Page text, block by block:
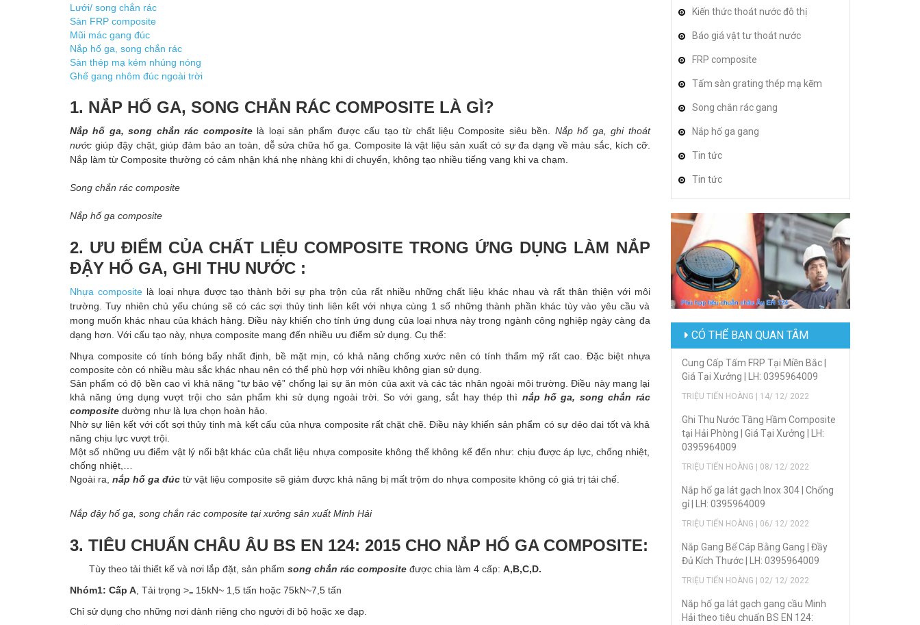
Lưới/ song chắn rác
Sàn FRP composite
Mũi mác gang đúc
Nắp hố ga, song chắn rác
Sàn thép mạ kém nhúng nóng
Ghế gang nhôm đúc ngoài trời
1. NẮP HỐ GA, SONG CHẮN RÁC COMPOSITE LÀ GÌ?
Nắp hố ga, song chắn rác compositelà loại sản phẩm được cấu tạo từ chất liệu Composite siêu bền. Nắp hố ga, ghi thoát
nước giúp đậy chặt, giúp đảm bảo an toàn, dễ sửa chữa hố ga. Composite là vật liệu sản xuất có sự đa dạng về màu sắc, kích cỡ.
Nắp làm từ Composite thường có cảm nhận khá nhẹ nhàng khi di chuyển, không tạo nhiều tiếng vang khi va chạm.
Song chắn rác composite
Nắp hố ga composite
2. ƯU ĐIỂM CỦA CHẤT LIỆU COMPOSITE TRONG ỨNG DỤNG LÀM NẮP
ĐẬY HỐ GA, GHI THU NƯỚC :
Nhựa compositelà loại nhựa được tạo thành bởi sự pha trộn của rất nhiều những chất liệu khác nhau và rất thân thiện với môi
trường. Tuy nhiên chủ yếu chúng sẽ có các sợi thủy tinh liên kết với nhựa cùng 1 số những thành phần khác tùy vào yêu cầu và
mong muốn khác nhau của khách hàng. Điều này khiến cho tính ứng dụng của loại nhựa này trong ngành công nghiệp ngày càng đa
dạng hơn. Với cấu tạo này, nhựa composite mang đến nhiều ưu điểm sử dụng. Cụ thể:
Nhựa composite có tính bóng bẩy nhất định, bề mặt mịn, có khả năng chống xước nên có tính thẩm mỹ rất cao. Đặc biệt nhựa
composite còn có nhiều màu sắc khác nhau nên có thể phù hợp với nhiều không gian sử dụng.
Sản phẩm có độ bền cao vì khả năng “tự bảo vệ” chống lại sự ăn mòn của axit và các tác nhân ngoài môi trường. Điều này mang lại
khả năng ứng dụng vượt trội cho sản phẩm khi sử dụng ngoài trời. So với gang, sắt hay thép thì nắp hố ga, song chắn rác
composite dường như là lựa chọn hoàn hảo.
Nhờ sự liên kết với cốt sợi thủy tinh mà kết cấu của nhựa composite rất chặt chẽ. Điều này khiến sản phẩm có sự dẻo dai tốt và khả
năng chịu lực vượt trội.
Một số những ưu điểm vật lý nổi bật khác của chất liệu nhựa composite không thể không kể đến như: chịu được áp lực, chống nhiệt,
chống nhiệt,…
Ngoài ra, nắp hố ga đúc từ vật liệu composite sẽ giảm được khả năng bị mất trộm do nhựa composite không có giá trị tái chế.
Nắp đậy hố ga, song chắn rác composite tại xưởng sản xuất Minh Hải
3. TIÊU CHUẨN CHÂU ÂU BS EN 124: 2015 CHO NẮP HỐ GA COMPOSITE:
Tùy theo tải thiết kế và nơi lắp đặt, sản phẩm song chắn rác composite được chia làm 4 cấp: A,B,C,D.
Nhóm1: Cấp A , Tải trọng >= 15kN~ 1,5 tấn hoặc 75kN~7,5 tấn
Chỉ sử dụng cho những nơi dành riêng cho người đi bộ hoặc xe đạp.
Kiến thức thoát nước đô thị
Báo giá vật tư thoát nước
FRP composite
Tấm sàn grating thép mạ kẽm
Song chắn rác gang
Nắp hố ga gang
Tin tức
Tin tức
CÓ THỂ BẠN QUAN TÂM
Cung Cấp Tấm FRP Tại Miền Bắc |
Giá Tại Xưởng | LH: 0395964009
TRIỆU TIẾN HOÀNG | 14/ 12/ 2022
Ghi Thu Nước Tầng Hầm Composite
tại Hải Phòng | Giá Tại Xưởng | LH:
0395964009
TRIỆU TIẾN HOÀNG | 08/ 12/ 2022
Nắp hố ga lát gạch Inox 304 | Chống
gỉ | LH: 0395964009
TRIỆU TIẾN HOÀNG | 06/ 12/ 2022
Nắp Gang Bể Cáp Bằng Gang | Đầy
Đủ Kích Thước | LH: 0395964009
TRIỆU TIẾN HOÀNG | 02/ 12/ 2022
Nắp hố ga lát gạch gang cầu Minh
Hải theo tiêu chuẩn BS EN 124: